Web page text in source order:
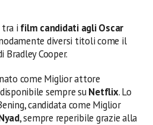
tra i film candidati agli Oscar
diversi titoli come il
Bradley Cooper.
come Miglior attore
sempre suNetflix. Lo
candidata come Miglior
, sempre reperibile grazie alla